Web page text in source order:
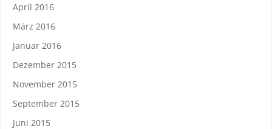
April 2016
März 2016
Januar 2016
Dezember 2015
November 2015
September 2015
Juni 2015